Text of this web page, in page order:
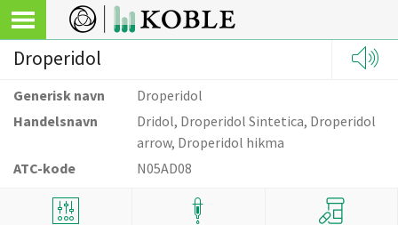
Droperidol
Generisk navn
Droperidol
Handelsnavn
Dridol, Droperidol Sintetica, Droperidol
arrow, Droperidol hikma
ATC-kode
N05AD08